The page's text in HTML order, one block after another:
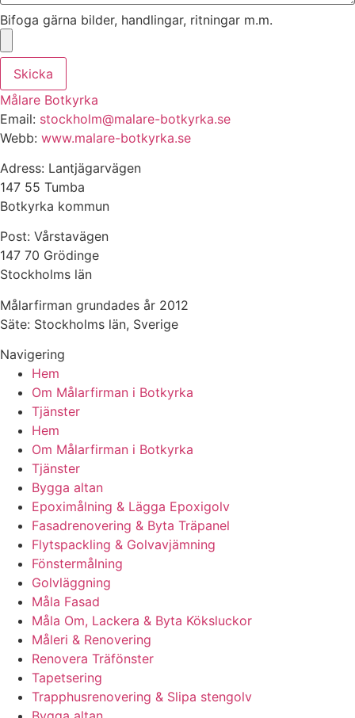
Bifoga gärna bilder, handlingar, ritningar m.m.
Skicka
Målare Botkyrka
Email: stockholm@malare-botkyrka.se
Webb: www.malare-botkyrka.se
Adress: Lantjägarvägen
147 55 Tumba
Botkyrka kommun
Post: Vårstavägen
147 70 Grödinge
Stockholms län
Målarfirman grundades år 2012
Säte: Stockholms län, Sverige
Navigering
Hem
Om Målarfirman i Botkyrka
Tjänster
Hem
Om Målarfirman i Botkyrka
Tjänster
Bygga altan
Epoximålning & Lägga Epoxigolv
Fasadrenovering & Byta Träpanel
Flytspackling & Golvavjämning
Fönstermålning
Golvläggning
Måla Fasad
Måla Om, Lackera & Byta Köksluckor
Måleri & Renovering
Renovera Träfönster
Tapetsering
Trapphusrenovering & Slipa stengolv